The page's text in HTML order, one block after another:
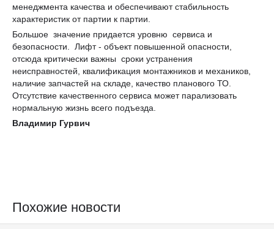
менеджмента качества и обеспечивают стабильность
характеристик от партии к партии.
Большое значение придается уровню сервиса и
безопасности. Лифт - объект повышенной опасности,
отсюда критически важны сроки устранения
неисправностей, квалификация монтажников и механиков,
наличие запчастей на складе, качество планового ТО.
Отсутствие качественного сервиса может парализовать
нормальную жизнь всего подъезда.
Владимир Гурвич
Похожие новости